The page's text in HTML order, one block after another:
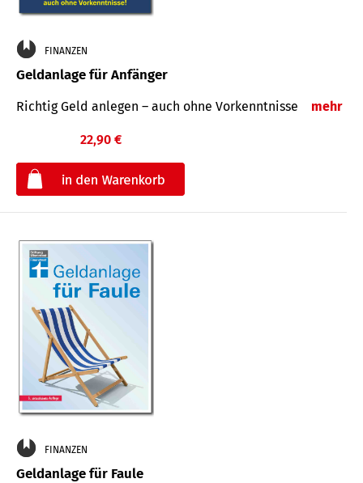
FINANZEN
Geldanlage für Anfänger
Richtig Geld anlegen – auch ohne Vorkenntnisse mehr
22,90 €
FINANZEN
Geldanlage für Faule